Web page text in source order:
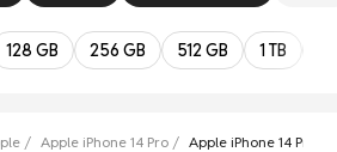
128 GB 256 GB 512 GB 1 TB
Apple iPhone 14 Pro Apple iPhone 14 Pro